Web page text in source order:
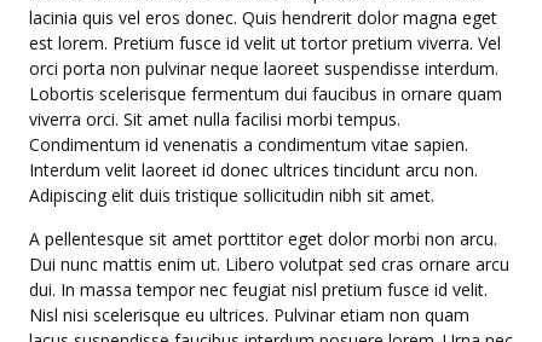
lacinia quis vel eros donec. Quis hendrerit dolor magna eget
est lorem. Pretium fusce id velit ut tortor pretium viverra. Vel
orci porta non pulvinar neque laoreet suspendisse interdum.
Lobortis scelerisque fermentum dui faucibus in ornare quam
viverra orci. Sit amet nulla facilisi morbi tempus.
Condimentum id venenatis a condimentum vitae sapien.
Interdum velit laoreet id donec ultrices tincidunt arcu non.
Adipiscing elit duis tristique sollicitudin nibh sit amet.
A pellentesque sit amet porttitor eget dolor morbi non arcu.
Dui nunc mattis enim ut. Libero volutpat sed cras ornare arcu
dui. In massa tempor nec feugiat nisl pretium fusce id velit.
Nisl nisi scelerisque eu ultrices. Pulvinar etiam non quam